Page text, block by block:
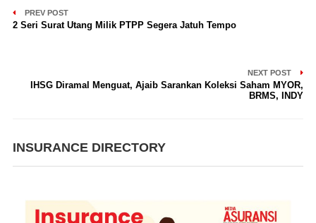
PREV POST
2 Seri Surat Utang Milik PTPP Segera Jatuh Tempo
NEXT POST
IHSG Diramal Menguat, Ajaib Sarankan Koleksi Saham MYOR,
BRMS, INDY
INSURANCE DIRECTORY